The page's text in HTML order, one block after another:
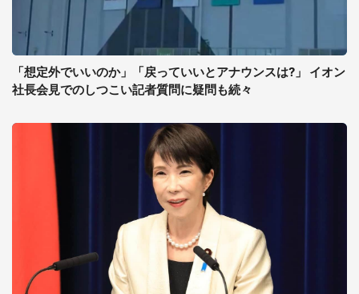
「想定外でいいのか」「戻っていいとアナウンスは?」 イオン
社長会見でのしつこい記者質問に疑問も続々